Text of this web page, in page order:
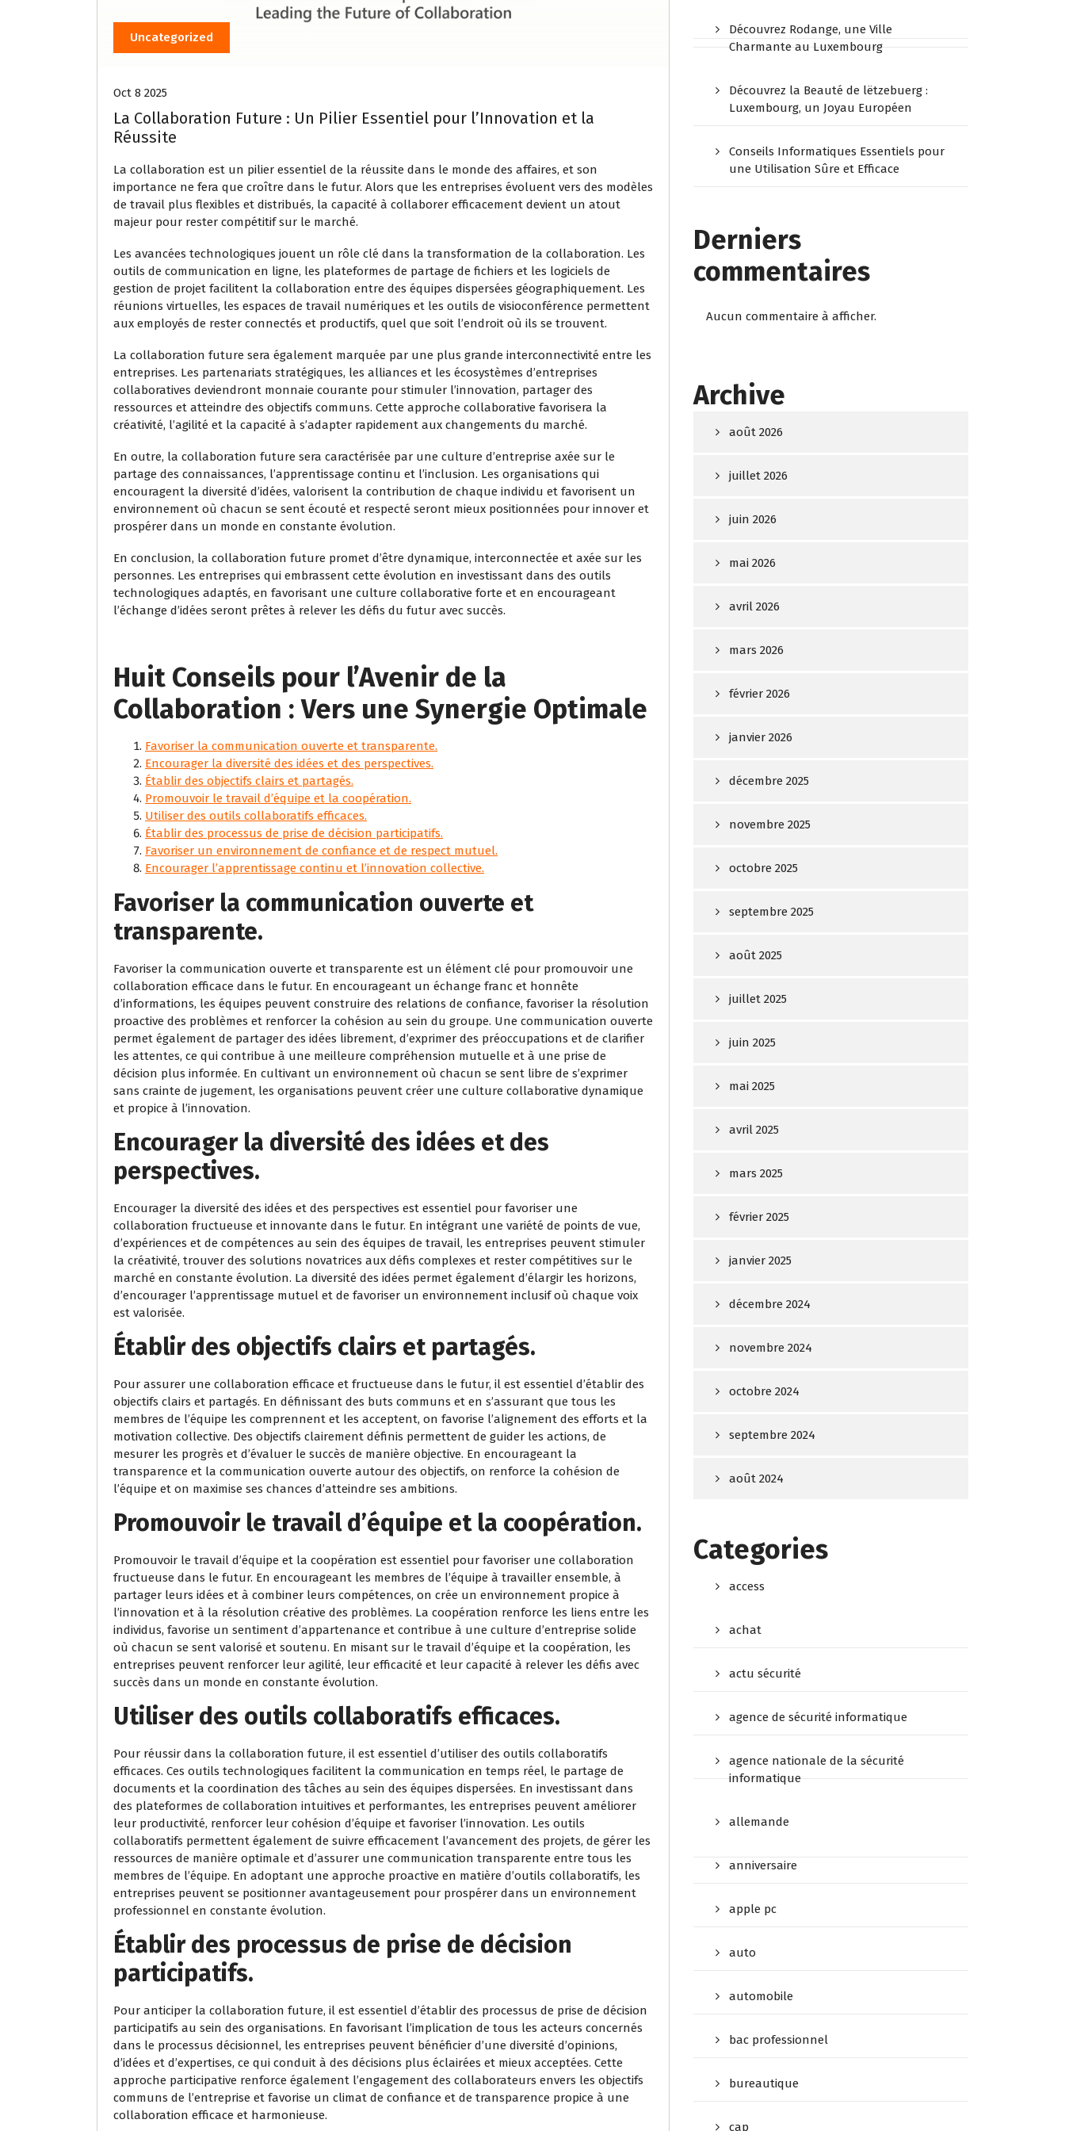
Uncategorized
Oct 8 2025
La Collaboration Future : Un Pilier Essentiel pour l’Innovation et la
Réussite
La collaboration est un pilier essentiel de la réussite dans le monde des affaires, et son
importance ne fera que croître dans le futur. Alors que les entreprises évoluent vers des modèles
de travail plus flexibles et distribués, la capacité à collaborer efficacement devient un atout
majeur pour rester compétitif sur le marché.
Les avancées technologiques jouent un rôle clé dans la transformation de la collaboration. Les
outils de communication en ligne, les plateformes de partage de fichiers et les logiciels de
gestion de projet facilitent la collaboration entre des équipes dispersées géographiquement. Les
réunions virtuelles, les espaces de travail numériques et les outils de visioconférence permettent
aux employés de rester connectés et productifs, quel que soit l’endroit où ils se trouvent.
La collaboration future sera également marquée par une plus grande interconnectivité entre les
entreprises. Les partenariats stratégiques, les alliances et les écosystèmes d’entreprises
collaboratives deviendront monnaie courante pour stimuler l’innovation, partager des
ressources et atteindre des objectifs communs. Cette approche collaborative favorisera la
créativité, l’agilité et la capacité à s’adapter rapidement aux changements du marché.
En outre, la collaboration future sera caractérisée par une culture d’entreprise axée sur le
partage des connaissances, l’apprentissage continu et l’inclusion. Les organisations qui
encouragent la diversité d’idées, valorisent la contribution de chaque individu et favorisent un
environnement où chacun se sent écouté et respecté seront mieux positionnées pour innover et
prospérer dans un monde en constante évolution.
En conclusion, la collaboration future promet d’être dynamique, interconnectée et axée sur les
personnes. Les entreprises qui embrassent cette évolution en investissant dans des outils
technologiques adaptés, en favorisant une culture collaborative forte et en encourageant
l’échange d’idées seront prêtes à relever les défis du futur avec succès.
Huit Conseils pour l’Avenir de la
Collaboration : Vers une Synergie Optimale
Favoriser la communication ouverte et transparente.
Encourager la diversité des idées et des perspectives.
Établir des objectifs clairs et partagés.
Promouvoir le travail d’équipe et la coopération.
Utiliser des outils collaboratifs efficaces.
Établir des processus de prise de décision participatifs.
Favoriser un environnement de confiance et de respect mutuel.
Encourager l’apprentissage continu et l’innovation collective.
Favoriser la communication ouverte et
transparente.
Favoriser la communication ouverte et transparente est un élément clé pour promouvoir une
collaboration efficace dans le futur. En encourageant un échange franc et honnête
d’informations, les équipes peuvent construire des relations de confiance, favoriser la résolution
proactive des problèmes et renforcer la cohésion au sein du groupe. Une communication ouverte
permet également de partager des idées librement, d’exprimer des préoccupations et de clarifier
les attentes, ce qui contribue à une meilleure compréhension mutuelle et à une prise de
décision plus informée. En cultivant un environnement où chacun se sent libre de s’exprimer
sans crainte de jugement, les organisations peuvent créer une culture collaborative dynamique
et propice à l’innovation.
Encourager la diversité des idées et des
perspectives.
Encourager la diversité des idées et des perspectives est essentiel pour favoriser une
collaboration fructueuse et innovante dans le futur. En intégrant une variété de points de vue,
d’expériences et de compétences au sein des équipes de travail, les entreprises peuvent stimuler
la créativité, trouver des solutions novatrices aux défis complexes et rester compétitives sur le
marché en constante évolution. La diversité des idées permet également d’élargir les horizons,
d’encourager l’apprentissage mutuel et de favoriser un environnement inclusif où chaque voix
est valorisée.
Établir des objectifs clairs et partagés.
Pour assurer une collaboration efficace et fructueuse dans le futur, il est essentiel d’établir des
objectifs clairs et partagés. En définissant des buts communs et en s’assurant que tous les
membres de l’équipe les comprennent et les acceptent, on favorise l’alignement des efforts et la
motivation collective. Des objectifs clairement définis permettent de guider les actions, de
mesurer les progrès et d’évaluer le succès de manière objective. En encourageant la
transparence et la communication ouverte autour des objectifs, on renforce la cohésion de
l’équipe et on maximise ses chances d’atteindre ses ambitions.
Promouvoir le travail d’équipe et la coopération.
Promouvoir le travail d’équipe et la coopération est essentiel pour favoriser une collaboration
fructueuse dans le futur. En encourageant les membres de l’équipe à travailler ensemble, à
partager leurs idées et à combiner leurs compétences, on crée un environnement propice à
l’innovation et à la résolution créative des problèmes. La coopération renforce les liens entre les
individus, favorise un sentiment d’appartenance et contribue à une culture d’entreprise solide
où chacun se sent valorisé et soutenu. En misant sur le travail d’équipe et la coopération, les
entreprises peuvent renforcer leur agilité, leur efficacité et leur capacité à relever les défis avec
succès dans un monde en constante évolution.
Utiliser des outils collaboratifs efficaces.
Pour réussir dans la collaboration future, il est essentiel d’utiliser des outils collaboratifs
efficaces. Ces outils technologiques facilitent la communication en temps réel, le partage de
documents et la coordination des tâches au sein des équipes dispersées. En investissant dans
des plateformes de collaboration intuitives et performantes, les entreprises peuvent améliorer
leur productivité, renforcer leur cohésion d’équipe et favoriser l’innovation. Les outils
collaboratifs permettent également de suivre efficacement l’avancement des projets, de gérer les
ressources de manière optimale et d’assurer une communication transparente entre tous les
membres de l’équipe. En adoptant une approche proactive en matière d’outils collaboratifs, les
entreprises peuvent se positionner avantageusement pour prospérer dans un environnement
professionnel en constante évolution.
Établir des processus de prise de décision
participatifs.
Pour anticiper la collaboration future, il est essentiel d’établir des processus de prise de décision
participatifs au sein des organisations. En favorisant l’implication de tous les acteurs concernés
dans le processus décisionnel, les entreprises peuvent bénéficier d’une diversité d’opinions,
d’idées et d’expertises, ce qui conduit à des décisions plus éclairées et mieux acceptées. Cette
approche participative renforce également l’engagement des collaborateurs envers les objectifs
communs de l’entreprise et favorise un climat de confiance et de transparence propice à une
collaboration efficace et harmonieuse.
Découvrez Rodange, une Ville
Charmante au Luxembourg
Découvrez la Beauté de lëtzebuerg :
Luxembourg, un Joyau Européen
Conseils Informatiques Essentiels pour
une Utilisation Sûre et Efficace
Derniers
commentaires
Aucun commentaire à afficher.
Archive
août 2026
juillet 2026
juin 2026
mai 2026
avril 2026
mars 2026
février 2026
janvier 2026
décembre 2025
novembre 2025
octobre 2025
septembre 2025
août 2025
juillet 2025
juin 2025
mai 2025
avril 2025
mars 2025
février 2025
janvier 2025
décembre 2024
novembre 2024
octobre 2024
septembre 2024
août 2024
Categories
access
achat
actu sécurité
agence de sécurité informatique
agence nationale de la sécurité
informatique
allemande
anniversaire
apple pc
auto
automobile
bac professionnel
bureautique
cap